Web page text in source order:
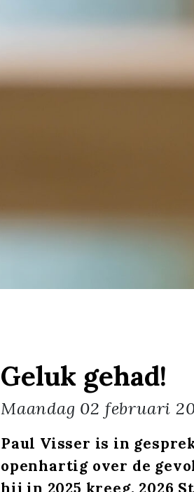
Geluk gehad!
Maandag 02 februari
Paul Visser is in
openhartig over de
hij in 2025 kreeg. 2026